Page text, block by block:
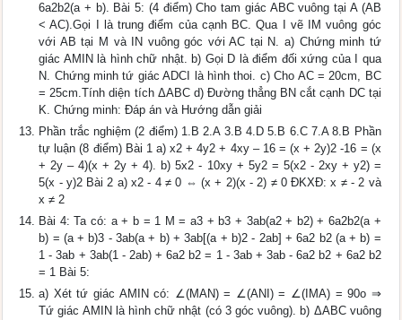
6a2b2(a + b). Bài 5: (4 điểm) Cho tam giác ABC vuông tại A (AB
< AC).Gọi I là trung điểm của cạnh BC. Qua I vẽ IM vuông góc
với AB tại M và IN vuông góc với AC tại N. a) Chứng minh tứ
giác AMIN là hình chữ nhật. b) Gọi D là điểm đối xứng của I qua
N. Chứng minh tứ giác ADCI là hình thoi. c) Cho AC = 20cm, BC
= 25cm.Tính diện tích ΔABC d) Đường thẳng BN cắt cạnh DC tại
K. Chứng minh: Đáp án và Hướng dẫn giải
Phần trắc nghiệm (2 điểm) 1.B 2.A 3.B 4.D 5.B 6.C 7.A 8.B Phần
tự luận (8 điểm) Bài 1 a) x2 + 4y2 + 4xy – 16 = (x + 2y)2 -16 = (x
+ 2y – 4)(x + 2y + 4). b) 5x2 - 10xy + 5y2 = 5(x2 - 2xy + y2) =
5(x - y)2 Bài 2 a) x2 - 4 ≠ 0 ⇔ (x + 2)(x - 2) ≠ 0 ĐKXĐ: x ≠ - 2 và
x ≠ 2
Bài 4: Ta có: a + b = 1 M = a3 + b3 + 3ab(a2 + b2) + 6a2b2(a +
b) = (a + b)3 - 3ab(a + b) + 3ab[(a + b)2 - 2ab] + 6a2 b2 (a + b) =
1 - 3ab + 3ab(1 - 2ab) + 6a2 b2 = 1 - 3ab + 3ab - 6a2 b2 + 6a2 b2
= 1 Bài 5:
a) Xét tứ giác AMIN có: ∠(MAN) = ∠(ANI) = ∠(IMA) = 90o ⇒
Tứ giác AMIN là hình chữ nhật (có 3 góc vuông). b) ΔABC vuông